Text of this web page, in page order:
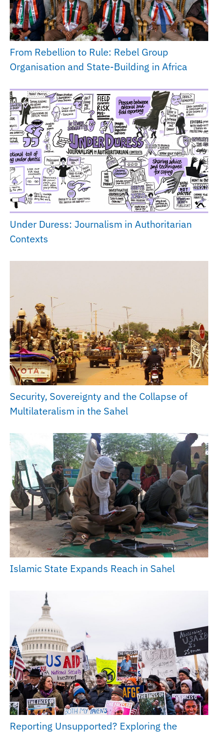
From Rebellion to Rule: Rebel Group
Organisation and State-Building in Africa
Under Duress: Journalism in Authoritarian
Contexts
Security, Sovereignty and the Collapse of
Multilateralism in the Sahel
Islamic State Expands Reach in Sahel
Reporting Unsupported? Exploring the